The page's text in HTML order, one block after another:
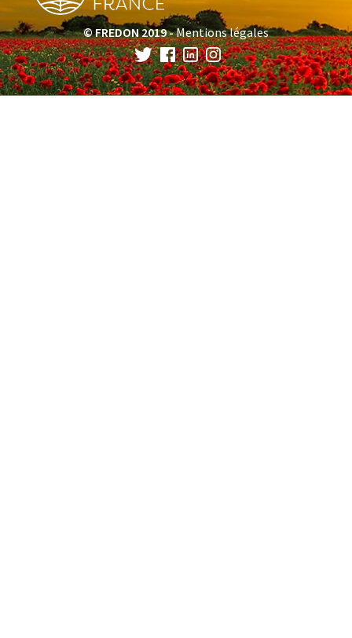
© FREDON 2019 -Mentions légales